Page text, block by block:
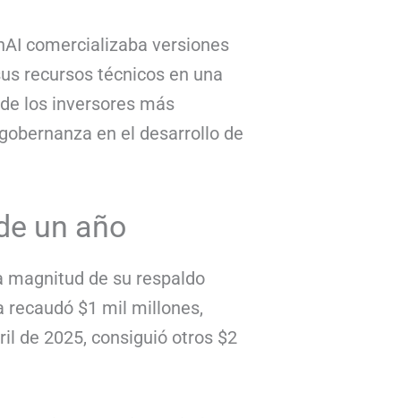
comercializaba versiones
recursos técnicos en una
los inversores más
en el desarrollo de
un año
magnitud de su respaldo
recaudó $1 mil millones,
de 2025, consiguió otros $2